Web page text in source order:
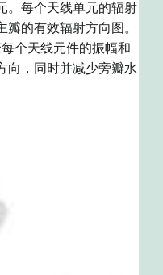
。每个天线单元的辐射
的有效辐射方向图。
每个天线元件的振幅和
向，同时并减少旁瓣水